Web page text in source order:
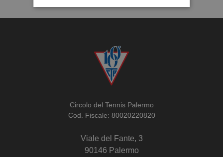
Circolo del Tennis Palermo
Cod. Fiscale: 80020220820
Viale del Fante, 3
90146 Palermo